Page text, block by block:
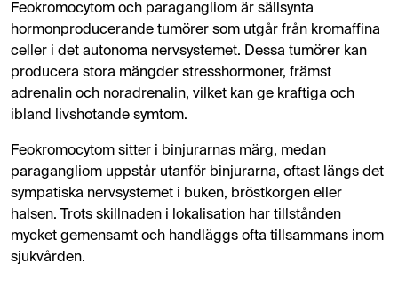
Feokromocytom och paragangliom är sällsynta
hormonproducerande tumörer som utgår från kromaffina
celler i det autonoma nervsystemet. Dessa tumörer kan
producera stora mängder stresshormoner, främst
adrenalin och noradrenalin, vilket kan ge kraftiga och
ibland livshotande symtom.
Feokromocytom sitter i binjurarnas märg, medan
paragangliom uppstår utanför binjurarna, oftast längs det
sympatiska nervsystemet i buken, bröstkorgen eller
halsen. Trots skillnaden i lokalisation har tillstånden
mycket gemensamt och handläggs ofta tillsammans inom
sjukvården.